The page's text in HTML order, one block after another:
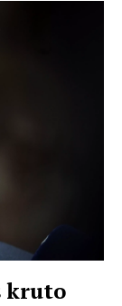
kruto